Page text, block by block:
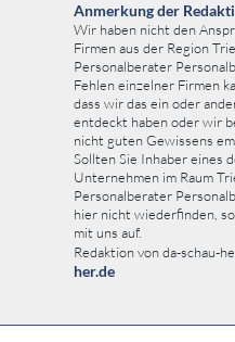
Anmerkung der
Wir haben nicht den
Firmen aus der Region
Personalberater
Fehlen einzelner Firmen
dass wir das ein oder
entdeckt haben oder wir
nicht guten Gewissens
Sollten Sie Inhaber eines
Unternehmen im Raum
Personalberater
hier nicht wiederfinden,
mit uns auf.
Redaktion von da-schau-
her.de